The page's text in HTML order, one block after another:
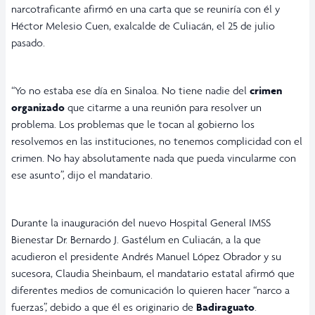
narcotraficante afirmó en una carta que se reuniría con él y
Héctor Melesio Cuen, exalcalde de Culiacán, el 25 de julio
pasado.
“Yo no estaba ese día en Sinaloa. No tiene nadie del crimen
organizado que citarme a una reunión para resolver un
problema. Los problemas que le tocan al gobierno los
resolvemos en las instituciones, no tenemos complicidad con el
crimen. No hay absolutamente nada que pueda vincularme con
ese asunto”, dijo el mandatario.
Durante la inauguración del nuevo Hospital General IMSS
Bienestar Dr. Bernardo J. Gastélum en Culiacán, a la que
acudieron el presidente Andrés Manuel López Obrador y su
sucesora, Claudia Sheinbaum, el mandatario estatal afirmó que
diferentes medios de comunicación lo quieren hacer “narco a
fuerzas”, debido a que él es originario de Badiraguato.